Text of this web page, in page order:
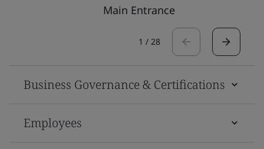
Main Entrance
1 / 28
Business Governance & Certifications
Employees